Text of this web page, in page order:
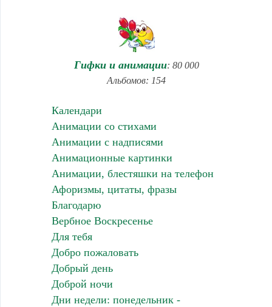
Гифки и анимации: 80 000
Альбомов: 154
Календари
Анимации со стихами
Анимации с надписями
Анимационные картинки
Анимации, блестяшки на телефон
Афоризмы, цитаты, фразы
Благодарю
Вербное Воскресенье
Для тебя
Добро пожаловать
Добрый день
Доброй ночи
Дни недели: понедельник -